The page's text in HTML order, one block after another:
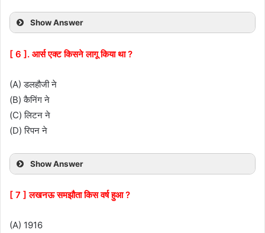
Show Answer
[ 6 ]. आर्स एक्ट किसने लागू किया था ?
(A) डलहौजी ने
(B) कैनिंग ने
(C) लिटन ने
(D) रिपन ने
Show Answer
[ 7 ] लखनऊ समझौता किस वर्ष हुआ ?
(A) 1916